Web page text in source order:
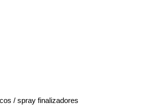
/ spray finalizadores